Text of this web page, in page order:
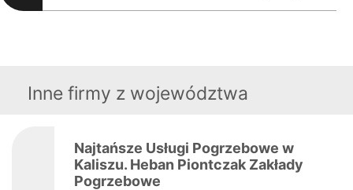
Inne firmy z województwa
Najtańsze Usługi Pogrzebowe w
Kaliszu. Heban Piontczak Zakłady
Pogrzebowe